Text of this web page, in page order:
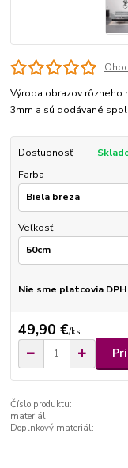
Výroba obrazov rôzneho
3mm a sú dodávané
Dostupnosť
Farba
Veľkosť
Nie sme platcovia DPH
49,90 €/ks
Číslo produktu:
materiál:
Doplnkový materiál: